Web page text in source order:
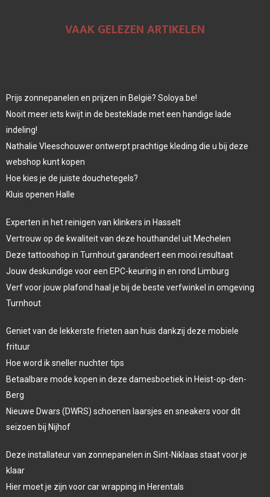
VAAK GELEZEN ARTIKELEN
Prijs zonnepanelen en prijzen in België? Soloya.be!
Nooit meer iets kwijt in de besteklade met een handige lade
indeling!
Nathalie Vleeschouwer ontwerpt prachtige kleding die u bij deze
webshop kunt kopen
Hoe kies je de juiste douchetegels?
Kluis openen Halle
Experten in het reinigen van klinkers in Hasselt
Vertrouw op de kwaliteit van deze houthandel uit Mechelen
Deze tattooshop in Turnhout garandeert een mooi resultaat
Jouw deskundige voor een EPC-keuring in en rond Limburg
Verf voor jouw plafond haal je bij de beste verfwinkel in omgeving
Turnhout
Geniet van de lekkerste frieten aan huis dankzij deze mobiele
frituur
Hoe word ik sneller nuchter tips
Betaalbare mode kopen in deze damesboetiek in Heist-op-den-
Berg
Nieuwe Dwars (DWRS) schoenen laarsjes en sneakers voor dit
seizoen bij Nijhof
Deze installateur van zonnepanelen in Sint-Niklaas staat voor je
klaar
Hier moet je zijn voor car wrapping in Herentals